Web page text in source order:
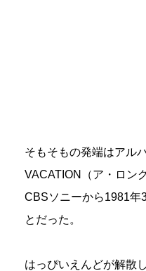
そもそもの発端はアル
VACATION（ア・ロン
CBSソニーから1981年
とだった。
はっぴいえんどが解散